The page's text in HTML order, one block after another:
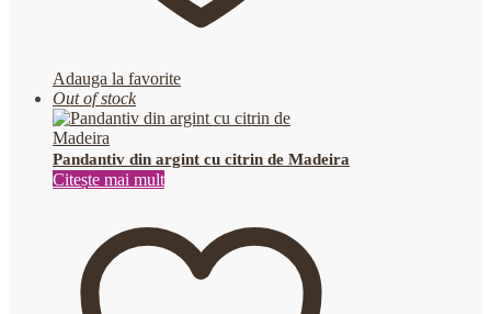
Adauga la favorite
Out of stock
Pandantiv din argint cu citrin de Madeira
Citește mai mult